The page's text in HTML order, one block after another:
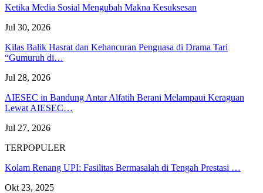
Ketika Media Sosial Mengubah Makna Kesuksesan
Jul 30, 2026
Kilas Balik Hasrat dan Kehancuran Penguasa di Drama Tari
“Gumuruh di…
Jul 28, 2026
AIESEC in Bandung Antar Alfatih Berani Melampaui Keraguan
Lewat AIESEC…
Jul 27, 2026
TERPOPULER
Kolam Renang UPI: Fasilitas Bermasalah di Tengah Prestasi …
Okt 23, 2025